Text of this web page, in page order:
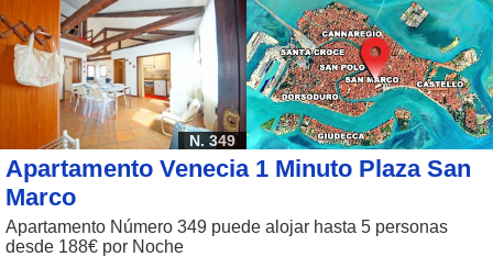
N. 349
Apartamento Venecia 1 Minuto Plaza San
Marco
Apartamento Número 349 puede alojar hasta 5 personas
desde 188€ por Noche